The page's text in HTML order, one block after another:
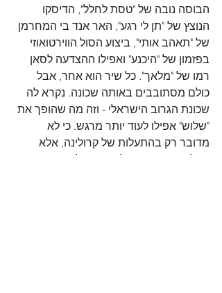
הבוסה נובה של "טסת לחלל", הדיסקו
הנוצץ של "תן לי רגע", האר אנד בי המחרמן
של "תאהב אותי", ביצוע הסול הווירטואוזי
בפזמון של "היכנע" ואפילו ההצדעה לסאן
רמו של "מלאך". כל שיר הוא אחר, אבל
כולם מסתובבים באותה שכונה. נקרא לה
שכונת הגרוב הישראלי - וזה מה שהופך את
"שלוש" אפילו לעוד יותר מרגש. כי לא
מדובר רק בהתעלות של קרולינה, אלא
באלבום הניצחון של סצנה שלמה.